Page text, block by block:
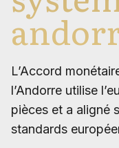
L’Accord
l’Andorre utilise
pièces et a aligné
standards